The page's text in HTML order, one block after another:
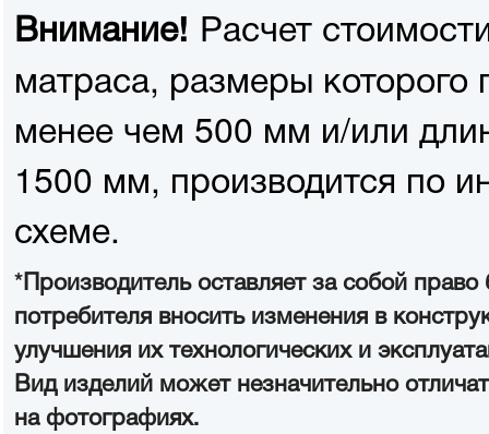
Внимание! Расчет
матраса, размеры
менее чем 500 мм и/или
1500 мм, производится по
схеме.
*Производитель оставляет за собой
потребителя вносить изменения в
улучшения их технологических и
Вид изделий может незначительно
на фотографиях.